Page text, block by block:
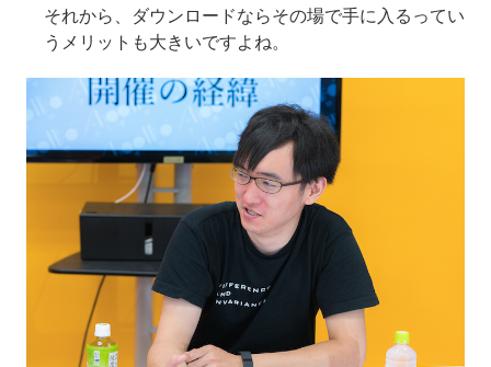
それから、ダウンロードならその場で手に入るってい
うメリットも大きいですよね。